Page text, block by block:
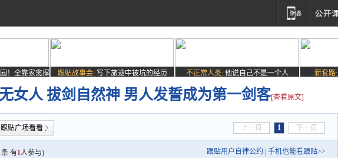
！全靠家禽撑
跟贴故事会: 写下旅途中被坑的经历 不正常人类: 他说自己不是一个人 新套路:
女人 拔剑自然神 男人发誓成为第一剑客[查看原文]
贴广场看看 上一页 1 下一页
条 有1人参与) 跟贴用户自律公约 手机也能看跟贴>>